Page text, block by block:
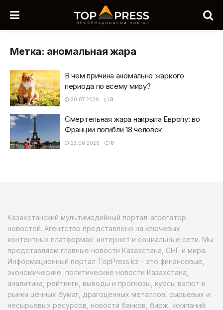
Метка: аномальная жара
В чем причина аномально жаркого
периода по всему миру?
20.07.2026 0
Смертельная жара накрыла Европу: во
Франции погибли 18 человек
23.06.2026 0
Казахстанский мультимедийный портал-агрегатор
новостей. Агентство представлено на ключевых
контентных платформах: интернет и социальные сети. Мы
представляем главные новости Казахстана, СНГ и мира.
Информационный портал TopPress.kz - это финансовые,
экономические, политические новости Казахстана,
аналитика, рейтинги, выводы и прогнозы, курсы валют и
рынки ценных бумаг, драгоценных металлов, сырьевых и
несырьевых ресурсов, новости банков, бирж, компаний.